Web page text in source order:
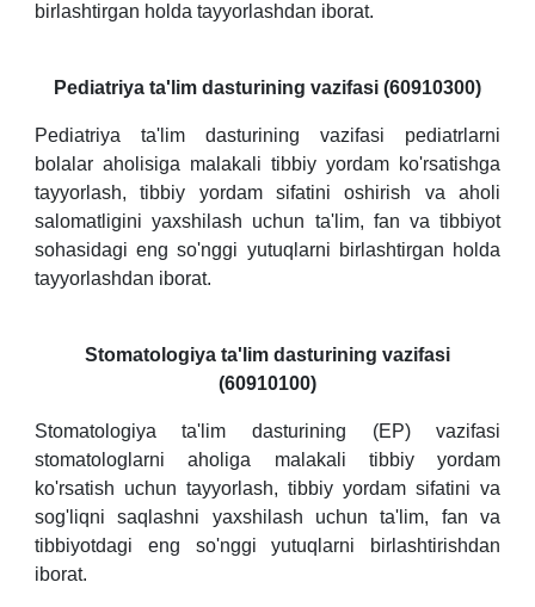
birlashtirgan holda tayyorlashdan iborat.
Pediatriya ta'lim dasturining vazifasi (60910300)
Pediatriya ta'lim dasturining vazifasi pediatrlarni
bolalar aholisiga malakali tibbiy yordam ko'rsatishga
tayyorlash, tibbiy yordam sifatini oshirish va aholi
salomatligini yaxshilash uchun ta'lim, fan va tibbiyot
sohasidagi eng so'nggi yutuqlarni birlashtirgan holda
tayyorlashdan iborat.
Stomatologiya ta'lim dasturining vazifasi
(60910100)
Stomatologiya ta'lim dasturining (EP) vazifasi
stomatologlarni aholiga malakali tibbiy yordam
ko'rsatish uchun tayyorlash, tibbiy yordam sifatini va
sog'liqni saqlashni yaxshilash uchun ta'lim, fan va
tibbiyotdagi eng so'nggi yutuqlarni birlashtirishdan
iborat.